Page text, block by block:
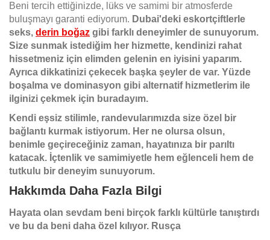
Beni tercih ettiğinizde, lüks ve samimi bir atmosferde
buluşmayı garanti ediyorum. Dubai'deki eskortçiftlerle
seks, derin boğaz gibi farklı deneyimler de sunuyorum.
Size sunmak istediğim her hizmette, kendinizi rahat
hissetmeniz için elimden gelenin en iyisini yaparım.
Ayrıca dikkatinizi çekecek başka şeyler de var. Yüzde
boşalma ve dominasyon gibi alternatif hizmetlerim ile
ilginizi çekmek için buradayım.
Kendi eşsiz stilimle, randevularımızda size özel bir
bağlantı kurmak istiyorum. Her ne olursa olsun,
benimle geçireceğiniz zaman, hayatınıza bir parıltı
katacak. İçtenlik ve samimiyetle hem eğlenceli hem de
tutkulu bir deneyim sunuyorum.
Hakkımda Daha Fazla Bilgi
Hayata olan sevdam beni birçok farklı kültürle tanıştırdı
ve bu da beni daha özel kılıyor. Rusça